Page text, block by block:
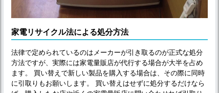
家電リサイクル法による処分方法
法律で定められているのはメーカーが引き取るのが正式な処分
方法ですが、実際には家電量販店が代行する場合が大半を占め
ます。 買い替えで新しい製品を購入する場合は、その際に同時
に引取りもお願いします。 買い替えはせずに処分するだけなら